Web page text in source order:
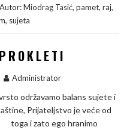
p
L
k
a
r
Autor: Miodrag Tasić, pamet, raj,
, sujeta
Administrator
održavamo balans sujete i
Prijateljstvo je veće od
toga i zato ego hranimo